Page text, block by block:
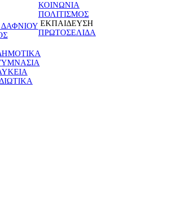
ΚΟΙΝΩΝΙΑ
ΠΟΛΙΤΙΣΜΟΣ
ΕΚΠΑΙΔΕΥΣΗ
ΠΡΩΤΟΣΕΛΙΔΑ